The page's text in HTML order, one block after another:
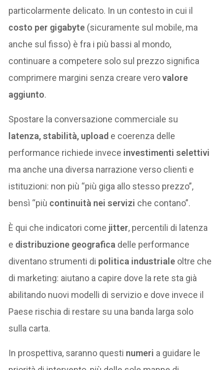
particolarmente delicato. In un contesto in cui il
costo per gigabyte (sicuramente sul mobile, ma
anche sul fisso) è fra i più bassi al mondo,
continuare a competere solo sul prezzo significa
comprimere margini senza creare verovalore
aggiunto.
Spostare la conversazione commerciale su
latenza, stabilità, upload e coerenza delle
performance richiede invece investimenti selettivi
ma anche una diversa narrazione verso clienti e
istituzioni: non più “più giga allo stesso prezzo”,
bensì “più continuità nei servizi che contano”.
È qui che indicatori come jitter, percentili di latenza
e distribuzione geografica delle performance
diventano strumenti di politica industriale oltre che
di marketing: aiutano a capire dove la rete sta già
abilitando nuovi modelli di servizio e dove invece il
Paese rischia di restare su una banda larga solo
sulla carta.
In prospettiva, saranno questi numeri a guidare le